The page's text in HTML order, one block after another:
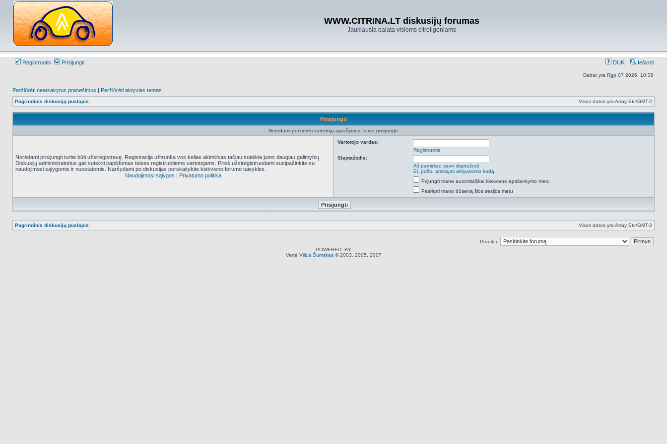
WWW.CITRINA.LT diskusijų forumas
Jaukiausia palata visiems citroligoniams
Registruotis Prisijungti DUK Ieškoti
Dabar yra Rgp 07 2026, 10:38
Peržiūrėti neatsakytus pranešimus | Peržiūrėti aktyvias temas
Pagrindinis diskusijų puslapis Visos datos yra Array Etc/GMT-2
Prisijungti
Norėdami peržiūrėti vartotojų aprašymus, turite prisijungti.
Norėdami prisijungti turite būti užsiregistravę. Registracija užtrunka vos kelias akimirkas tačiau suteikia jums daugiau galimybių.
Diskusijų administratorius gali suteikti papildomas teises registruotiems vartotojams. Prieš užsiregistruodami susipažinkite su
naudojimosi sąlygomis ir nuostatomis. Naršydami po diskusijas perskaitykite kiekvieno forumo taisykles.
Naudojimosi sąlygos | Privatumo politika
Vartotojo vardas:
Registruotis
Slaptažodis:
Aš pamiršau savo slaptažodį
El. paštu atsisiųsti aktyvavimo kodą
Prijungti mane automatiškai kiekvieno apsilankymo metu
Paslėpti mano būseną šios sesijos metu
Pagrindinis diskusijų puslapis Visos datos yra Array Etc/GMT-2
Pereiti į:
POWERED_BY
Vertė Vilius Šumskas© 2003, 2005, 2007